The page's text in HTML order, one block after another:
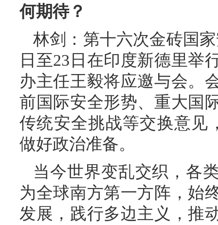
何期待？
林剑：第十六次金砖国
日至23日在印度新德里举
办主任王毅将应邀与会。
前国际安全形势、重大国
传统安全挑战等交换意见
做好政治准备。
当今世界变乱交织，各
为全球南方第一方阵，始
发展，践行多边主义，推